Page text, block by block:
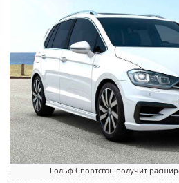
Гольф Спортсвэн получит